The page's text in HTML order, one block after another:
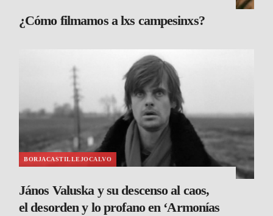
¿Cómo filmamos a lxs campesinxs?
BORJACASTILLEJOCALVO
János Valuska y su descenso al caos,
el desorden y lo profano en ‘Armonías